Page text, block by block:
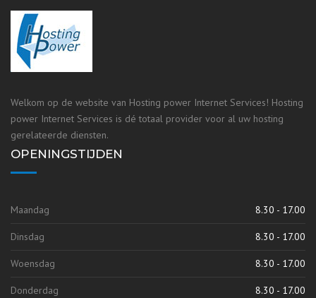
Welkom op de website van Hosting power Internet Services! Hosting
power Internet Services is dé totaal provider voor al uw hosting
gerelateerde diensten.
OPENINGSTIJDEN
Maandag 8.30 - 17.00
Dinsdag 8.30 - 17.00
Woensdag 8.30 - 17.00
Donderdag 8.30 - 17.00